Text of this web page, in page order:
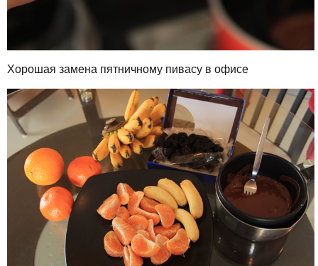
Хорошая замена пятничному пивасу в офисе